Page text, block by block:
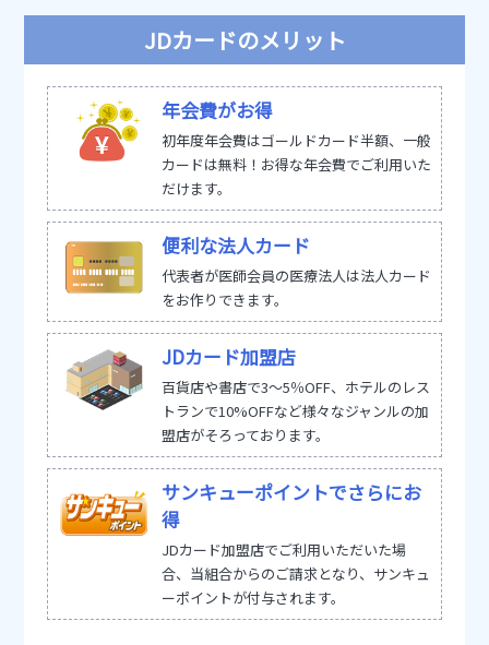
JDカードのメリット
年会費がお得
初年度年会費はゴールドカード半額、一般
カードは無料！お得な年会費でご利用いた
だけます。
便利な法人カード
代表者が医師会員の医療法人は法人カード
をお作りできます。
JDカード加盟店
百貨店や書店で3～5％OFF、ホテルのレス
トランで10%OFFなど様々なジャンルの加
盟店がそろっております。
サンキューポイントでさらにお
得
JDカード加盟店でご利用いただいた場
合、当組合からのご請求となり、サンキュ
ーポイントが付与されます。